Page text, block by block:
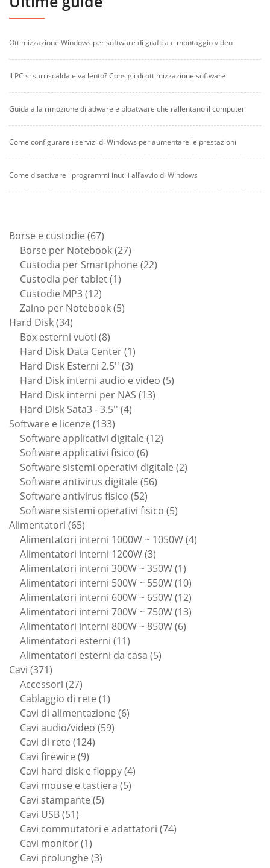
Ottimizzazione Windows per software di grafica e montaggio video
Il PC si surriscalda e va lento? Consigli di ottimizzazione software
Guida alla rimozione di adware e bloatware che rallentano il computer
Come configurare i servizi di Windows per aumentare le prestazioni
Come disattivare i programmi inutili all’avvio di Windows
Borse e custodie 6767
prodotti
Borse per Notebook 2727
prodotti
Custodia per Smartphone 2222
Custodia per tablet 11
Custodie MP3 1212
prodotti
Zaino per Notebook 55
Hard Disk 3434
prodotti
Box esterni vuoti 88
prodotti
Hard Disk Data Center 11
prodotto
Hard Disk Esterni 2.5'' 33
prodotti
Hard Disk interni audio e video 55
Hard Disk interni per NAS 1313
Hard Disk Sata3 - 3.5'' 44
Software e licenze 133133
prodotti
Software applicativi digitale 1212
Software applicativi fisico 66
prodotti
Software sistemi operativi digitale 22
Software antivirus digitale 5656
Software antivirus fisico 5252
prodotti
Software sistemi operativi fisico 55
Alimentatori 6565
prodotti
Alimentatori interni 1000W ~ 1050W 44
Alimentatori interni 1200W 33
prodotti
Alimentatori interni 300W ~ 350W 11
prodotto
Alimentatori interni 500W ~ 550W 1010
prodotti
Alimentatori interni 600W ~ 650W 1212
prodotti
Alimentatori interni 700W ~ 750W 1313
Alimentatori interni 800W ~ 850W 66
Alimentatori esterni 1111
prodotti
Alimentatori esterni da casa 55
Cavi 371371
prodotti
Accessori 2727
prodotti
Cablaggio di rete 11
prodotto
Cavi di alimentazione 66
Cavi audio/video 5959
Cavi di rete 124124
Cavi firewire 99
prodotti
Cavi hard disk e floppy 44
Cavi mouse e tastiera 55
Cavi stampante 55
Cavi USB 5151
prodotti
Cavi commutatori e adattatori 7474
Cavi monitor 11
prodotto
Cavi prolunghe 33